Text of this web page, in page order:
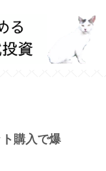
購入で爆